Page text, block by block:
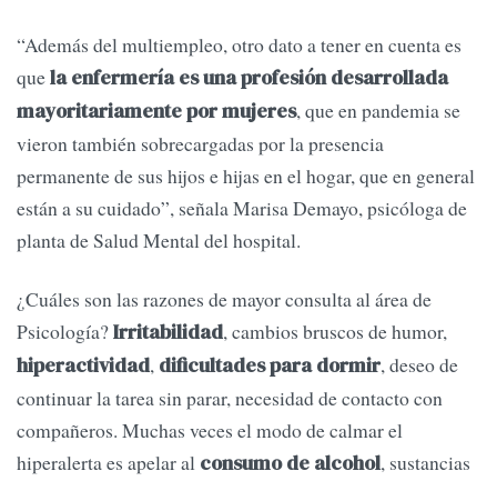
“Además del multiempleo, otro dato a tener en cuenta es
quela enfermería es una profesión desarrollada
mayoritariamente por mujeres, que en pandemia se
vieron también sobrecargadas por la presencia
permanente de sus hijos e hijas en el hogar, que en general
están a su cuidado”, señala Marisa Demayo, psicóloga de
planta de Salud Mental del hospital.
¿Cuáles son las razones de mayor consulta al área de
Psicología?Irritabilidad, cambios bruscos de humor,
hiperactividad, dificultades para dormir, deseo de
continuar la tarea sin parar, necesidad de contacto con
compañeros. Muchas veces el modo de calmar el
hiperalerta es apelar al consumo de alcohol, sustancias